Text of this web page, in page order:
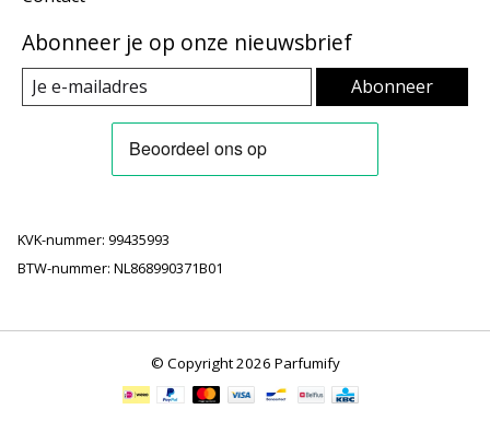
Abonneer je op onze nieuwsbrief
Abonneer
KVK-nummer: 99435993
BTW-nummer: NL868990371B01
© Copyright 2026 Parfumify